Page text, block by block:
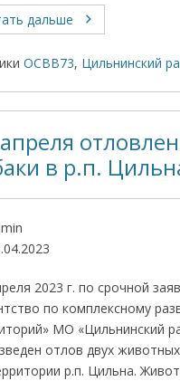
дальше
ОСВВ73, Цильнинский
в р.п.
2023 г. по срочной
по комплексному
МО «Цильнинский
отлов двух
р.п. Цильна.